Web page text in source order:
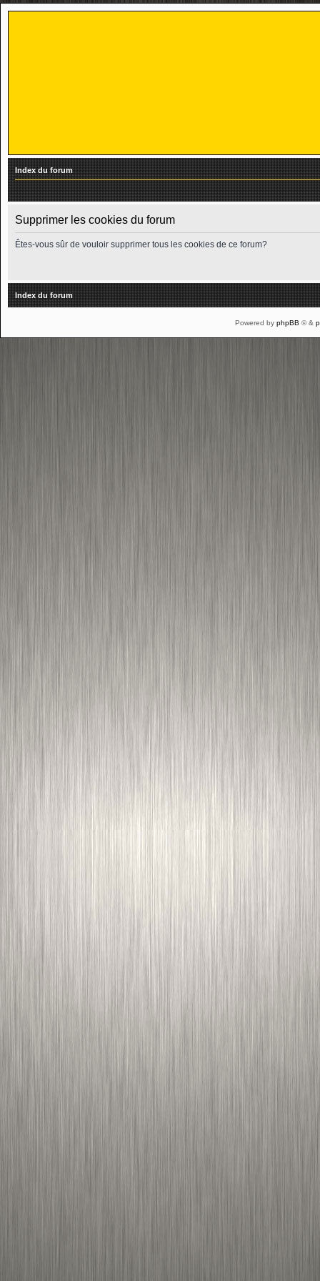
Index du forum
Supprimer les cookies du forum
Êtes-vous sûr de vouloir supprimer tous les cookies de ce forum?
Index du forum
Powered by phpBB © &